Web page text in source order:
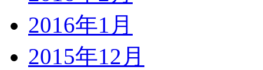
2016年1月
2015年12月